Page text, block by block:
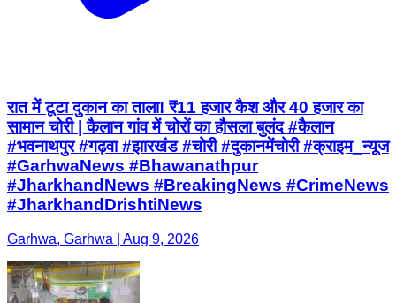
रात में टूटा दुकान का ताला! ₹11 हजार कैश और 40 हजार का
सामान चोरी | कैलान गांव में चोरों का हौसला बुलंद #कैलान
#भवनाथपुर #गढ़वा #झारखंड #चोरी #दुकानमेंचोरी #क्राइम_न्यूज
#GarhwaNews #Bhawanathpur
#JharkhandNews #BreakingNews #CrimeNews
#JharkhandDrishtiNews
Garhwa, Garhwa | Aug 9, 2026